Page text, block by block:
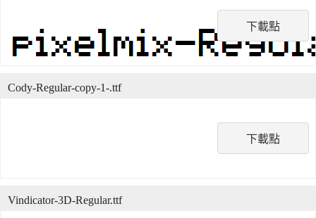
下載點
下載點
Cody-Regular-copy-1-.ttf
Vindicator-3D-Regular.ttf